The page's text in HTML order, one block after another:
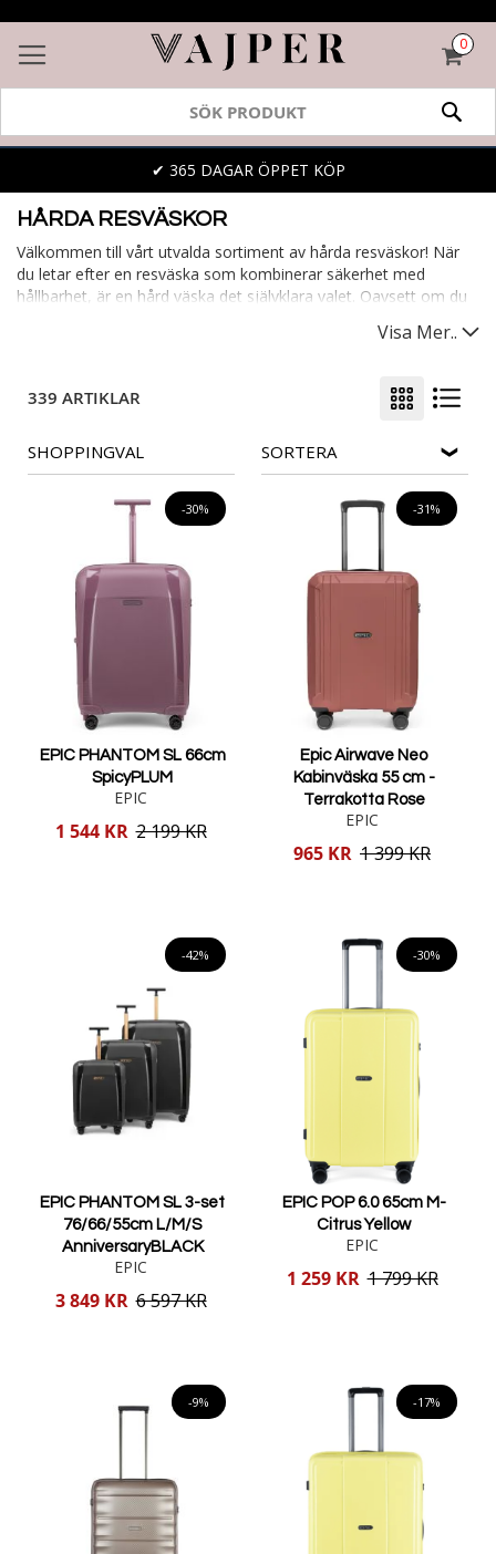
0
✔ 365 DAGAR ÖPPET KÖP
HÅRDA RESVÄSKOR
Välkommen till vårt utvalda sortiment av hårda resväskor! När
du letar efter en resväska som kombinerar säkerhet med
hållbarhet, är en hård väska det självklara valet. Oavsett om du
modell för längre resor, hittar du det i vårt sortiment. Med våra
Visa Mer..
339 ARTIKLAR
SHOPPINGVAL SORTERA
-30%
EPIC PHANTOM SL 66cm
SpicyPLUM
EPIC
Reducerat
1 544 KR 2 199 KR
-31%
Epic Airwave Neo
Kabinväska 55 cm -
Terrakotta Rose
EPIC
Reducerat
965 KR 1 399 KR
-42%
EPIC PHANTOM SL 3-set
76/66/55cm L/M/S
AnniversaryBLACK
EPIC
Reducerat
3 849 KR 6 597 KR
-30%
EPIC POP 6.0 65cm M-
Citrus Yellow
EPIC
Reducerat
1 259 KR 1 799 KR
-9% -17%